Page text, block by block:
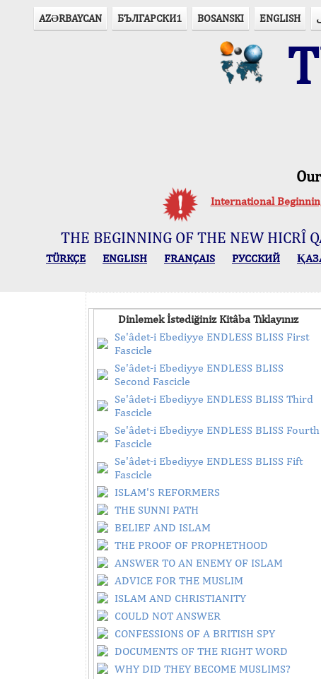
AZӘRBAYCAN БЪЛГАРСКИ1 BOSANSKI ENGLISH
International
THE BEGINNING OF THE NEW HICRÎ
TÜRKÇE ENGLISH FRANÇAIS РУССКИЙ
Dinlemek İstediğiniz Kitâba Tıklayınız
Se'âdet-i Ebediyye ENDLESS BLISS First
Fascicle
Se'âdet-i Ebediyye ENDLESS BLISS
Second Fascicle
Se'âdet-i Ebediyye ENDLESS BLISS Third
Fascicle
Se'âdet-i Ebediyye ENDLESS BLISS Fourth
Fascicle
Se'âdet-i Ebediyye ENDLESS BLISS Fift
Fascicle
ISLAM'S REFORMERS
THE SUNNI PATH
BELIEF AND ISLAM
THE PROOF OF PROPHETHOOD
ANSWER TO AN ENEMY OF ISLAM
ADVICE FOR THE MUSLIM
ISLAM AND CHRISTIANITY
COULD NOT ANSWER
CONFESSIONS OF A BRITISH SPY
DOCUMENTS OF THE RIGHT WORD
WHY DID THEY BECOME MUSLIMS?